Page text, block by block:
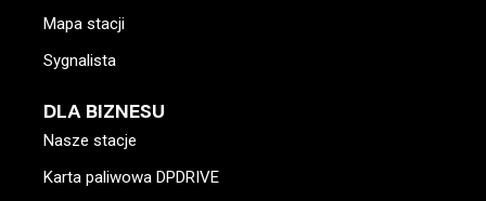
Mapa stacji
Sygnalista
DLA BIZNESU
Nasze stacje
Karta paliwowa DPDRIVE